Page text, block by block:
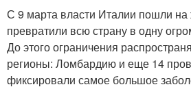
С 9 марта власти Италии пошли
превратили всю страну в одну
До этого ограничения
регионы: Ломбардию и еще 14
фиксировали самое большое